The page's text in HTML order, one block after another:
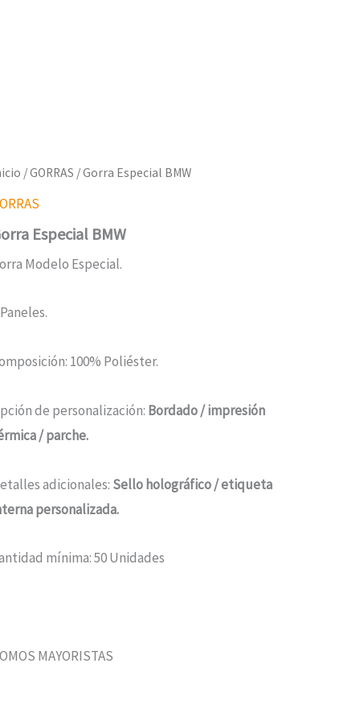
/GORRAS / Gorra Especial BMW
Especial BMW
Modelo Especial.
100% Poliéster.
de personalización: Bordado / impresión
/ parche.
adicionales: Sello holográfico / etiqueta
personalizada.
mínima: 50 Unidades
MAYORISTAS